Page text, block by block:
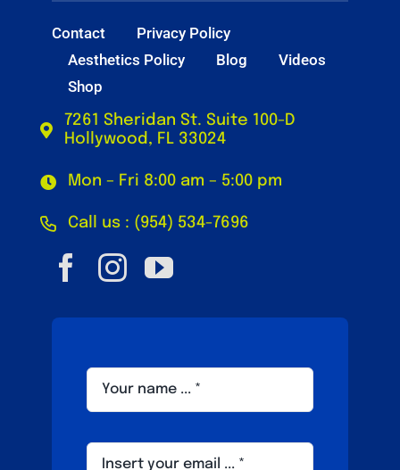
Contact
Privacy Policy
Aesthetics Policy
Blog
Videos
Shop
7261 Sheridan St. Suite 100-D
Hollywood, FL 33024
Mon – Fri 8:00 am – 5:00 pm
Call us : (954) 534-7696